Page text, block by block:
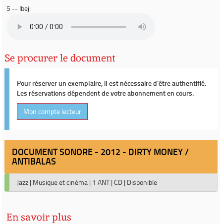
5 -- Ibeji
Se procurer le document
Pour réserver un exemplaire, il est nécessaire d'être authentifié.
Les réservations dépendent de votre abonnement en cours.
Mon compte lecteur
DOCUMENT SONORE - 2012 - DIRTY MONEY /
ANTIBALAS
Jazz | Musique et cinéma | 1 ANT | CD | Disponible
En savoir plus